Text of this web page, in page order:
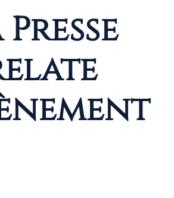
Presse